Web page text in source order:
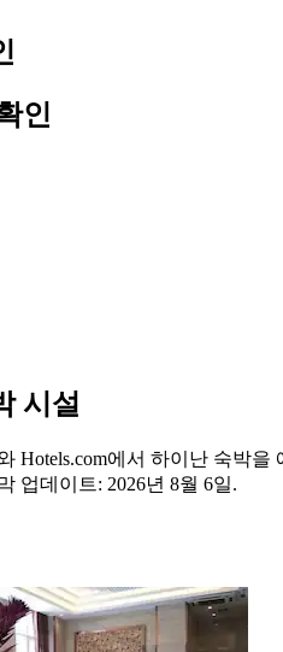
인
시설
Hotels.com에서 하이난 숙박
업데이트: 2026년 8월 6일.